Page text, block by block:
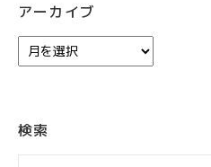
アーカイブ
ー
ブ
検索